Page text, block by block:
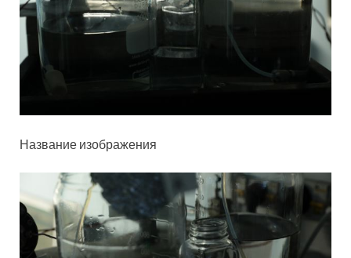
Название изображения